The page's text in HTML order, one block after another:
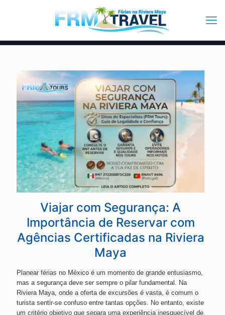
Viajar com Segurança: A
Importância de Reservar com
Agências Certificadas na Riviera
Maya
Planear férias no México é um momento de grande entusiasmo,
mas a segurança deve ser sempre o pilar fundamental. Na
Riviera Maya, onde a oferta de excursões é vasta, é comum o
turista sentir-se confuso entre tantas opções. No entanto, existe
um critério objetivo que separa uma experiência inesquecível de